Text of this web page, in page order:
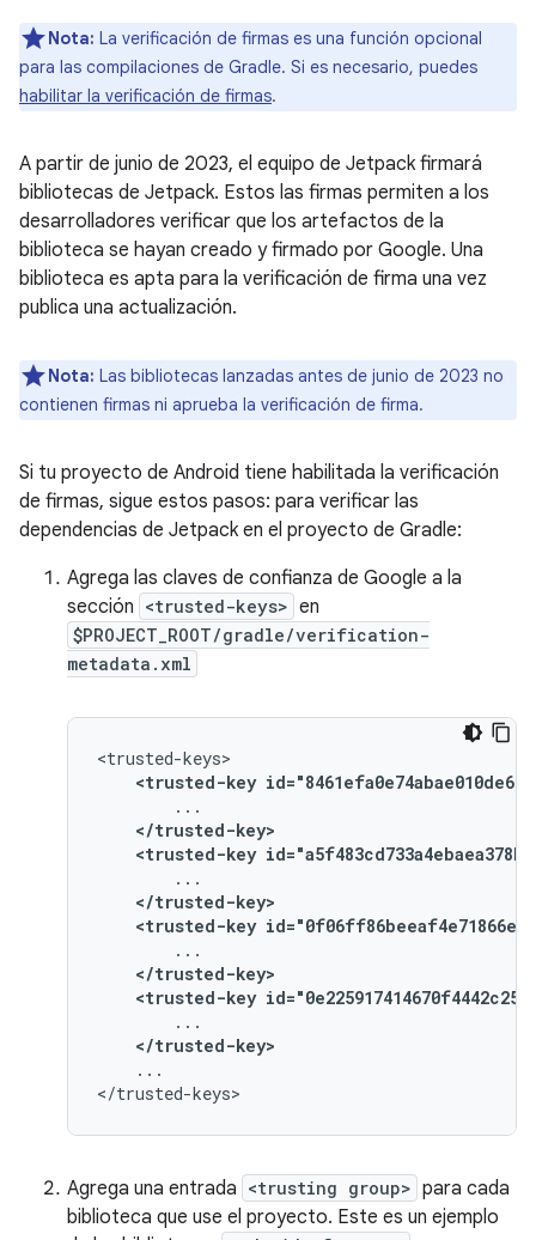
Nota: La verificación de firmas es una función opcional
para las compilaciones de Gradle. Si es necesario, puedes
habilitar la verificación de firmas.
A partir de junio de 2023, el equipo de Jetpack firmará
bibliotecas de Jetpack. Estos las firmas permiten a los
desarrolladores verificar que los artefactos de la
biblioteca se hayan creado y firmado por Google. Una
biblioteca es apta para la verificación de firma una vez
publica una actualización.
Nota: Las bibliotecas lanzadas antes de junio de 2023 no
contienen firmas ni aprueba la verificación de firma.
Si tu proyecto de Android tiene habilitada la verificación
de firmas, sigue estos pasos: para verificar las
dependencias de Jetpack en el proyecto de Gradle:
Agrega las claves de confianza de Google a la
sección <trusted-keys> en
$PROJECT_ROOT/gradle/verification-
metadata.xml
<trusted-key
</trusted-key>
<trusted-key
</trusted-key>
<trusted-key
</trusted-key>
<trusted-key
</trusted-key>
...
Agrega una entrada <trusting group> para cada
biblioteca que use el proyecto. Este es un ejemplo